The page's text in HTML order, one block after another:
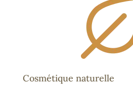
Cosmétique naturelle